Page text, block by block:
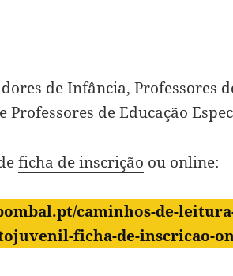
de Infância, Professores
Professores de Educação
ficha de inscrição ou online:
caminhos-de-
ficha-de-inscricao-